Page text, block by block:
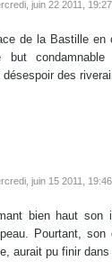
juin 22 2011 , 19:27
de la Bastille en
but
des
juin 15 2011 , 19:46
bien haut son
Pourtant,
aurait pu finir